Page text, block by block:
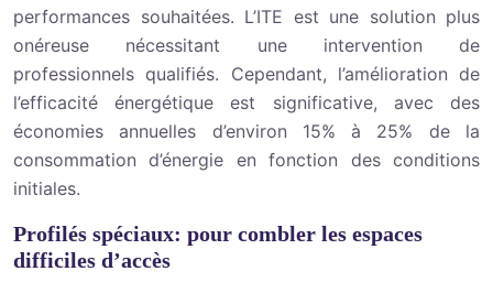
performances souhaitées. L’ITE est une solution plus
onéreuse nécessitant une intervention de
professionnels qualifiés. Cependant, l’amélioration de
l’efficacité énergétique est significative, avec des
économies annuelles d’environ 15% à 25% de la
consommation d’énergie en fonction des conditions
initiales.
Profilés spéciaux: pour combler les espaces
difficiles d’accès